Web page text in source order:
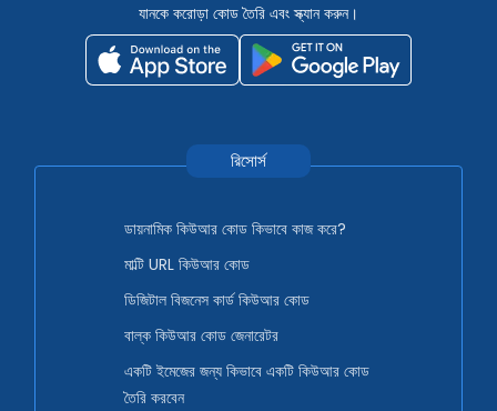
যানকে করোড়া কোড তৈরি এবং স্ক্যান করুন।
রিসোর্স
ডায়নামিক কিউআর কোড কিভাবে কাজ করে?
মাল্টি URL কিউআর কোড
ডিজিটাল বিজনেস কার্ড কিউআর কোড
বাল্ক কিউআর কোড জেনারেটর
একটি ইমেজের জন্য কিভাবে একটি কিউআর কোড
তৈরি করবেন